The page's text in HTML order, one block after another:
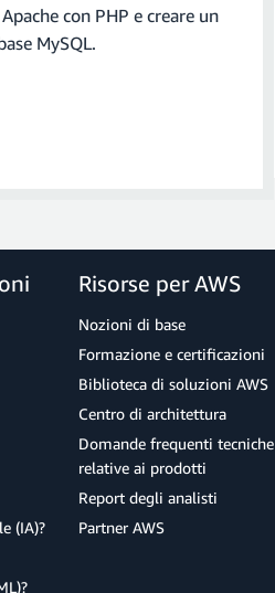
sezione Crea database,
per scaricare il
a cui accedere in un secondo
: inserisci la password
con il database è
richiesto di creare uno
finale, assicurati di voler
con PHP e creare un
MySQL.
(IA)?
Risorse per AWS
Nozioni di base
Formazione e certificazioni
Biblioteca di soluzioni AWS
Centro di architettura
Domande frequenti
relative ai prodotti
Report degli analisti
Partner AWS